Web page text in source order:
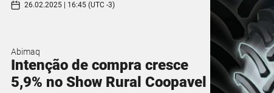
26.02.2025 | 16:45 (UTC -3)
Abimaq
Intenção de compra cresce
5,9% no Show Rural Coopavel